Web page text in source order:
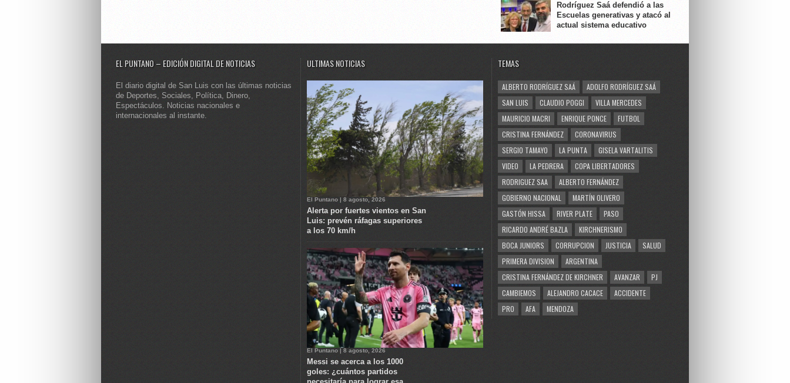
Rodríguez Saá defendió a las
Escuelas generativas y atacó al
actual sistema educativo
EL PUNTANO – EDICIÓN DIGITAL DE NOTICIAS
El diario digital de San Luis con las últimas noticias
de Deportes, Sociales, Política, Dinero,
Espectáculos. Noticias nacionales e
internacionales al instante.
ULTIMAS NOTICIAS
El Puntano | 8 agosto, 2026
Alerta por fuertes vientos en San
Luis: prevén ráfagas superiores
a los 70 km/h
El Puntano | 8 agosto, 2026
Messi se acerca a los 1000
goles: ¿cuántos partidos
TEMAS
ALBERTO RODRÍGUEZ SAÁ
ADOLFO RODRÍGUEZ SAÁ
SAN LUIS
CLAUDIO POGGI
VILLA MERCEDES
MAURICIO MACRI
ENRIQUE PONCE
FUTBOL
CRISTINA FERNÁNDEZ
CORONAVIRUS
SERGIO TAMAYO
LA PUNTA
GISELA VARTALITIS
VIDEO
LA PEDRERA
COPA LIBERTADORES
RODRIGUEZ SAA
ALBERTO FERNÁNDEZ
GOBIERNO NACIONAL
MARTÍN OLIVERO
GASTÓN HISSA
RIVER PLATE
PASO
RICARDO ANDRÉ BAZLA
KIRCHNERISMO
BOCA JUNIORS
CORRUPCION JUSTICIA
SALUD
PRIMERA DIVISION
ARGENTINA
CRISTINA FERNÁNDEZ DE KIRCHNER
AVANZAR
PJ
CAMBIEMOS
ALEJANDRO CACACE
ACCIDENTE
PRO
AFA MENDOZA